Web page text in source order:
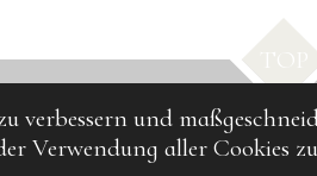
verbessern und
Verwendung aller Cookies